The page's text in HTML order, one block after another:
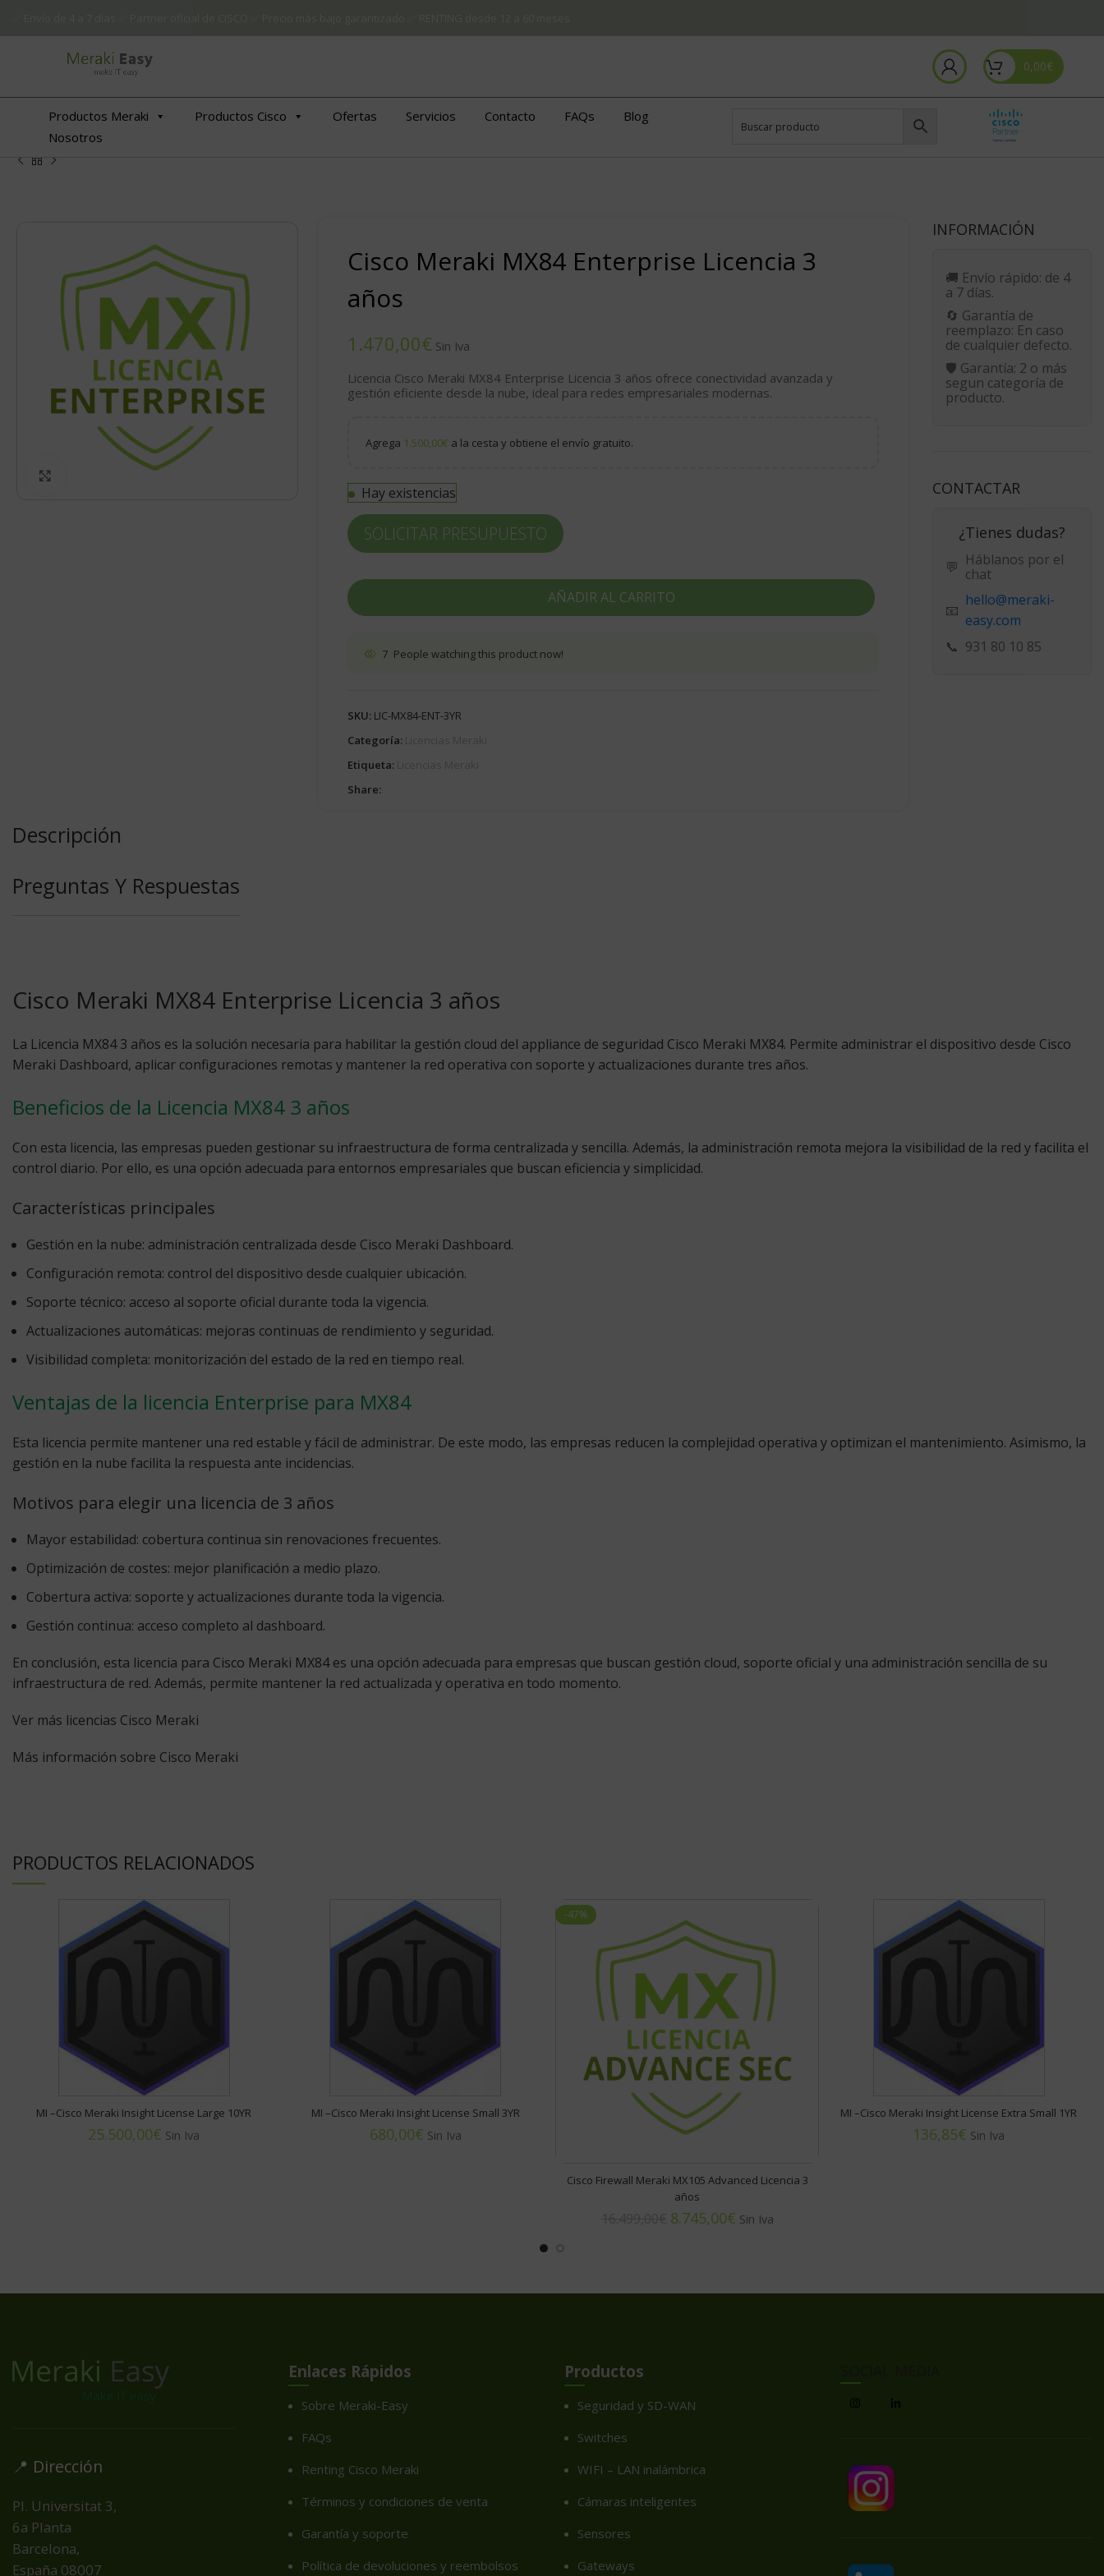
0,00€
Productos Meraki Productos Cisco Ofertas Servicios Contacto FAQs
Blog
Nosotros
Cisco Meraki MX84 Enterprise Licencia 3
años
€
Licencia Cisco Meraki MX84 Enterprise Licencia 3 años ofrece conectividad avanzada y
gestión eficiente desde la nube, ideal para redes empresariales modernas.
Agrega 1.500,00€ a la cesta y obtiene el envío gratuito.
Hay existencias
AÑADIR AL CARRITO
SOLICITAR PRESUPUESTO
7 People watching this product now!
SKU: LIC-MX84-ENT-3YR
Categoría:
Etiqueta:
Share:
INFORMACIÓN
🚚 Envío rápido: de 4
a 7 días.
🔄 Garantía de
reemplazo: En caso
de cualquier defecto.
🛡️ Garantía: 2 o más
segun categoría de
producto.
CONTACTAR
¿Tienes dudas?
💬 Háblanos por el
chat
📧
hello@meraki-
easy.com
📞 931 80 10 85
Descripción
Preguntas Y Respuestas
Cisco Meraki MX84 Enterprise Licencia 3 años
La Licencia MX84 3 años es la solución necesaria para habilitar la gestión cloud del appliance de seguridad Cisco Meraki MX84. Permite administrar el dispositivo desde Cisco
Meraki Dashboard, aplicar configuraciones remotas y mantener la red operativa con soporte y actualizaciones durante tres años.
Beneficios de la Licencia MX84 3 años
Con esta licencia, las empresas pueden gestionar su infraestructura de forma centralizada y sencilla. Además, la administración remota mejora la visibilidad de la red y facilita el
control diario. Por ello, es una opción adecuada para entornos empresariales que buscan eficiencia y simplicidad.
Características principales
Gestión en la nube: administración centralizada desde Cisco Meraki Dashboard.
Configuración remota: control del dispositivo desde cualquier ubicación.
Soporte técnico: acceso al soporte oficial durante toda la vigencia.
Actualizaciones automáticas: mejoras continuas de rendimiento y seguridad.
Visibilidad completa: monitorización del estado de la red en tiempo real.
Ventajas de la licencia Enterprise para MX84
Esta licencia permite mantener una red estable y fácil de administrar. De este modo, las empresas reducen la complejidad operativa y optimizan el mantenimiento. Asimismo, la
gestión en la nube facilita la respuesta ante incidencias.
Motivos para elegir una licencia de 3 años
Mayor estabilidad: cobertura continua sin renovaciones frecuentes.
Optimización de costes: mejor planificación a medio plazo.
Cobertura activa: soporte y actualizaciones durante toda la vigencia.
Gestión continua: acceso completo al dashboard.
En conclusión, esta licencia para Cisco Meraki MX84 es una opción adecuada para empresas que buscan gestión cloud, soporte oficial y una administración sencilla de su
infraestructura de red. Además, permite mantener la red actualizada y operativa en todo momento.
Ver más licencias Cisco Meraki
Más información sobre Cisco Meraki
PRODUCTOS RELACIONADOS
MI –Cisco Meraki Insight License Large 10YR
€
MI –Cisco Meraki Insight License Small 3YR
€
-47%
Cisco Firewall Meraki MX105 Advanced Licencia 3
años
8.745,00€
MI –Cisco Meraki Insight License Extra Small 1YR
€
📍 Dirección
Pl. Universitat 3,
6a Planta
Barcelona,
España 08007
Enlaces Rápidos
Sobre Meraki-Easy
FAQs
Renting Cisco Meraki
Términos y condiciones de venta
Garantía y soporte
Política de devoluciones y reembolsos
Productos
Seguridad y SD-WAN
Switches
WIFI – LAN inalámbrica
Cámaras inteligentes
Sensores
Gateways